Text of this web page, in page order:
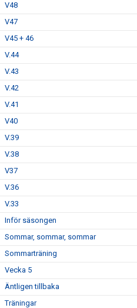
V48
V47
V45 + 46
V.44
V.43
V.42
V.41
V40
V.39
V.38
V37
V.36
V.33
Inför säsongen
Sommar, sommar, sommar
Sommarträning
Vecka 5
Äntligen tillbaka
Träningar